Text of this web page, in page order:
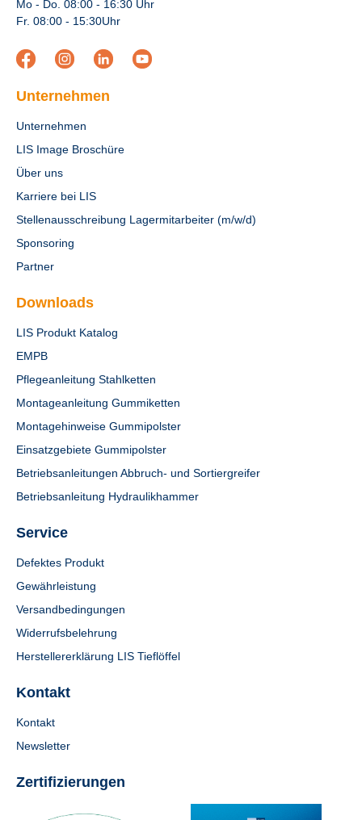
Mo - Do. 08:00 - 16:30 Uhr
Fr. 08:00 - 15:30Uhr
Unternehmen
Unternehmen
LIS Image Broschüre
Über uns
Karriere bei LIS
Stellenausschreibung Lagermitarbeiter (m/w/d)
Sponsoring
Partner
Downloads
LIS Produkt Katalog
EMPB
Pflegeanleitung Stahlketten
Montageanleitung Gummiketten
Montagehinweise Gummipolster
Einsatzgebiete Gummipolster
Betriebsanleitungen Abbruch- und Sortiergreifer
Betriebsanleitung Hydraulikhammer
Service
Defektes Produkt
Gewährleistung
Versandbedingungen
Widerrufsbelehrung
Herstellererklärung LIS Tieflöffel
Kontakt
Kontakt
Newsletter
Zertifizierungen